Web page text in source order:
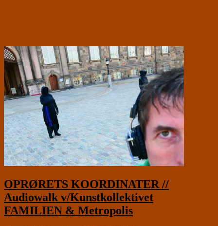
OPRØRETS KOORDINATER //
Audiowalk v/Kunstkollektivet
FAMILIEN & Metropolis